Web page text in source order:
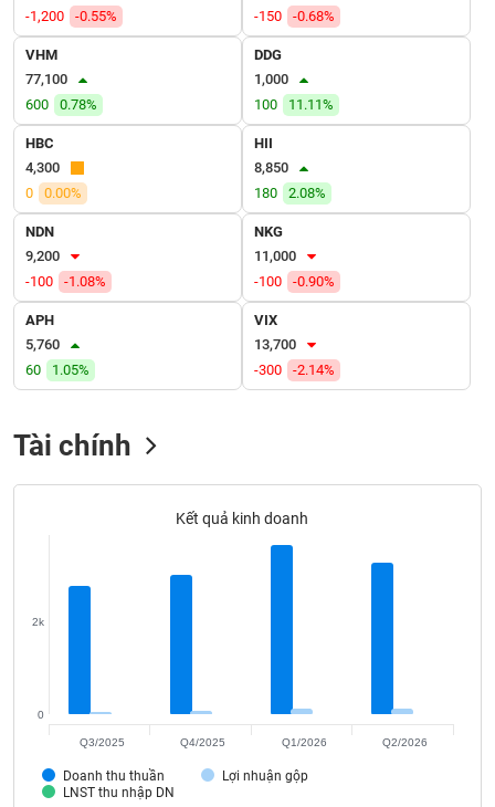
-1,200
-0.55%
-150
-0.68%
VHM
77,100
600
0.78%
DDG
1,000
100
11.11%
HBC
4,300
0
0.00%
HII
8,850
180
2.08%
NDN
9,200
-100
-1.08%
NKG
11,000
-100
-0.90%
APH
5,760
60
1.05%
VIX
13,700
-300
-2.14%
Tài chính
Kết quả kinh doanh
Doanh thu thuần
Lợi nhuận gộp
LNST thu nhập DN
0
2k
Q3/2025 Q4/2025 Q1/2026 Q2/2026
DỊCH
VỤ
TRUYỀN
THÔNG
TIỆN
ÍCH
BẤT
SẢN
Mã
Tất cả
Tất cả Người nội bộ Người liên quan Cổ đông lớn
Tin